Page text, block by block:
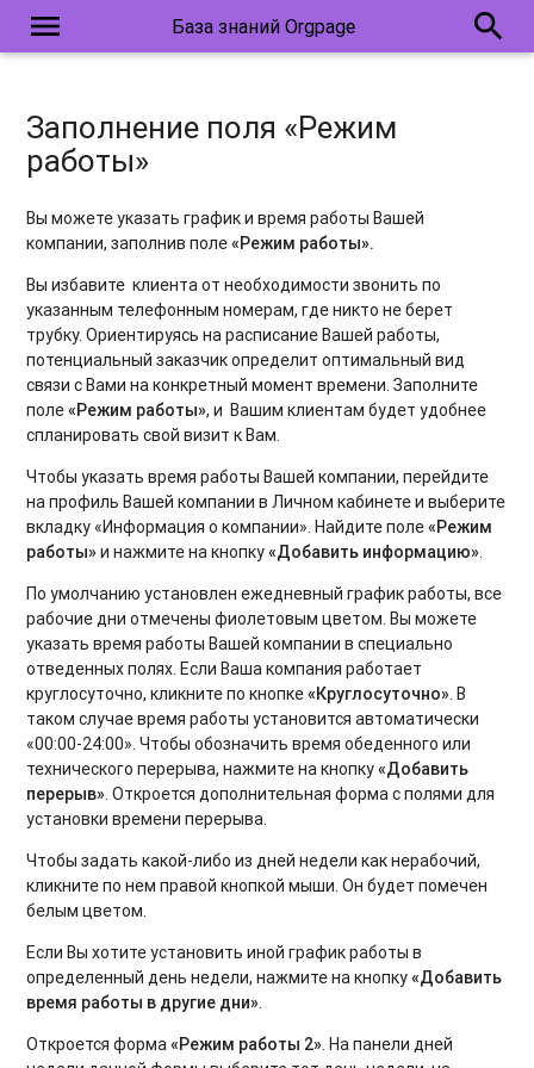
menu База знаний Orgpage search
Заполнение поля «Режим
работы»
Вы можете указать график и время работы Вашей
компании, заполнив поле«Режим работы».
Вы избавите клиента от необходимости звонить по
указанным телефонным номерам, где никто не берет
трубку. Ориентируясь на расписание Вашей работы,
потенциальный заказчик определит оптимальный вид
связи с Вами на конкретный момент времени. Заполните
поле«Режим работы», и Вашим клиентам будет удобнее
спланировать свой визит к Вам.
Чтобы указать время работы Вашей компании, перейдите
на профиль Вашей компании в Личном кабинете и выберите
вкладку «Информация о компании». Найдите поле«Режим
работы» и нажмите на кнопку«Добавить информацию».
По умолчанию установлен ежедневный график работы, все
рабочие дни отмечены фиолетовым цветом. Вы можете
указать время работы Вашей компании в специально
отведенных полях. Если Ваша компания работает
круглосуточно, кликните по кнопке«Круглосуточно». В
таком случае время работы установится автоматически
«00:00-24:00». Чтобы обозначить время обеденного или
технического перерыва, нажмите на кнопку«Добавить
перерыв». Откроется дополнительная форма с полями для
установки времени перерыва.
Чтобы задать какой-либо из дней недели как нерабочий,
кликните по нем правой кнопкой мыши. Он будет помечен
белым цветом.
Если Вы хотите установить иной график работы в
определенный день недели, нажмите на кнопку«Добавить
время работы в другие дни».
Откроется форма«Режим работы 2». На панели дней